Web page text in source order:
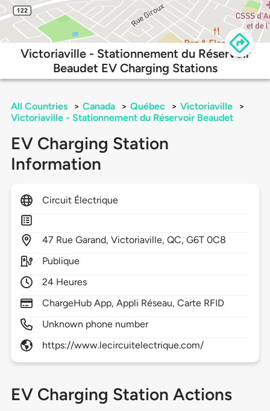
Victoriaville - Stationnement du Réservoir
Beaudet EV Charging Stations
All Countries > Canada > Québec > Victoriaville
>
Victoriaville - Stationnement du Réservoir Beaudet
EV Charging Station
Information
Circuit Électrique
47 Rue Garand,Victoriaville,QC,G6T 0C8
Publique
24 Heures
ChargeHub App, Appli Réseau, Carte RFID
Unknown phone number
https://www.lecircuitelectrique.com/
EV Charging Station Actions